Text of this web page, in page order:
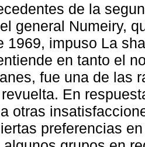
de la
general Numeiry,
1969, impuso La
en tanto el
fue una de las
En
otras
preferencias